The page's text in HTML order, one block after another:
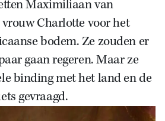
Zoek
Maximiliaan van
Charlotte voor het
bodem. Ze zouden er
gaan regeren. Maar ze
binding met het land en de
gevraagd.